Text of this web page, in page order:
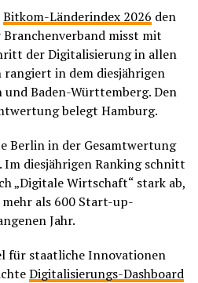
Bitkom-Länderindex 2026 den
misst mit
der Digitalisierung in allen
rangiert in dem diesjährigen
und Baden-Württemberg. Den
belegt Hamburg.
Berlin in der Gesamtwertung
diesjährigen Ranking schnitt
„Digitale Wirtschaft“ stark ab,
als 600 Start-up-
Jahr.
für staatliche Innovationen
Digitalisierungs-Dashboard